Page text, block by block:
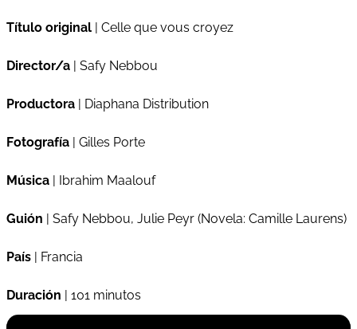
Título original | Celle que vous croyez
Director/a | Safy Nebbou
Productora | Diaphana Distribution
Fotografía | Gilles Porte
Música | Ibrahim Maalouf
Guión | Safy Nebbou, Julie Peyr (Novela: Camille Laurens)
País | Francia
Duración | 101 minutos